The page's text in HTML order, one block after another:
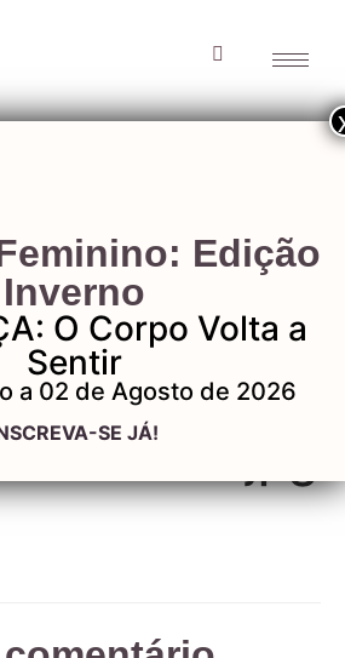
client-
client-
Edição
Inverno
O Corpo Volta a
Sentir
a 02 de Agosto de 2026
SE JÁ!